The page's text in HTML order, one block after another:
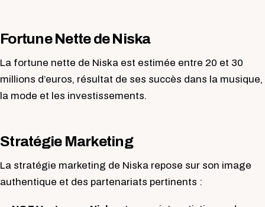
Fortune Nette de Niska
La fortune nette de Niska est estimée entre 20 et 30
millions d’euros, résultat de ses succès dans la musique,
la mode et les investissements.
Stratégie Marketing
La stratégie marketing de Niska repose sur son image
authentique et des partenariats pertinents :